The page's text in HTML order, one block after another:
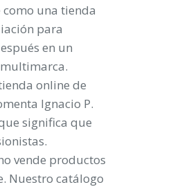
una tienda
para
en un
online de
Ignacio P.
significa que
vende productos
Nuestro catálogo